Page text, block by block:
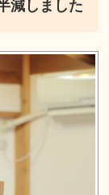
減しました